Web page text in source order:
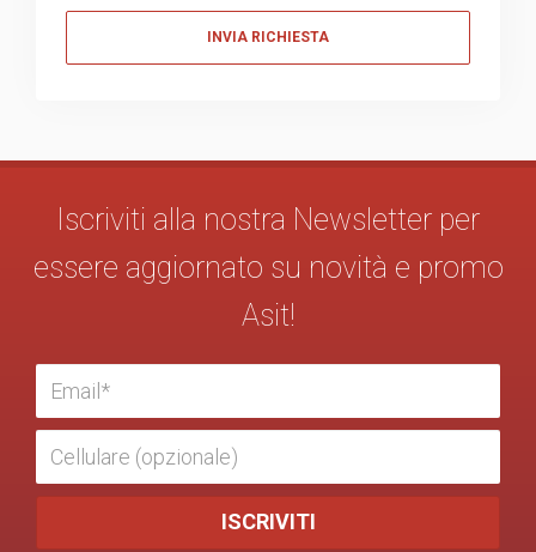
Iscriviti alla nostra Newsletter per
essere aggiornato su novità e promo
Asit!